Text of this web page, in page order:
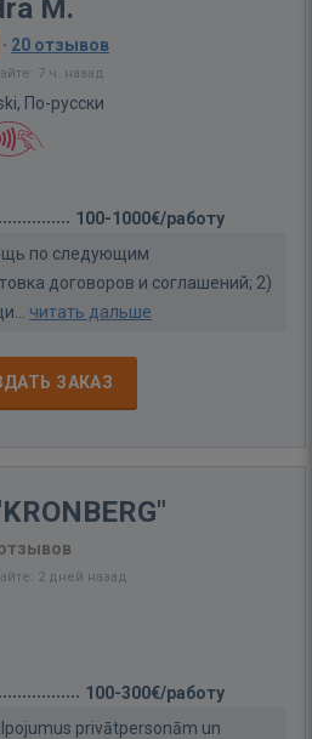
M.
· 20 отзывов
7 ч. назад
По-русски
100-1000€/работу
по следующим
договоров и соглашений; 2)
читать дальше
ЗАКАЗ
2 дней назад
100-300€/работу
privātpersonām un